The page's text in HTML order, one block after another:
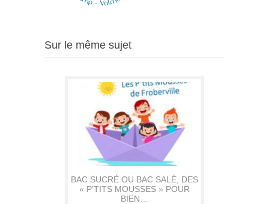
Sur le même sujet
BAC SUCRÉ OU BAC SALÉ, DES
« P’TITS MOUSSES » POUR
BIEN…